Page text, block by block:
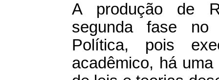
A produção de
segunda fase no
Política, pois
acadêmico, há